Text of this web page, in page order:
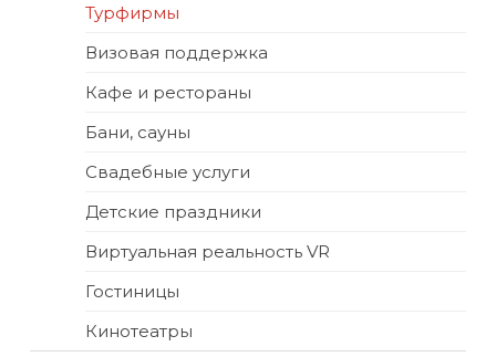
Турфирмы
Визовая поддержка
Кафе и рестораны
Бани, сауны
Свадебные услуги
Детские праздники
Виртуальная реальность VR
Гостиницы
Кинотеатры